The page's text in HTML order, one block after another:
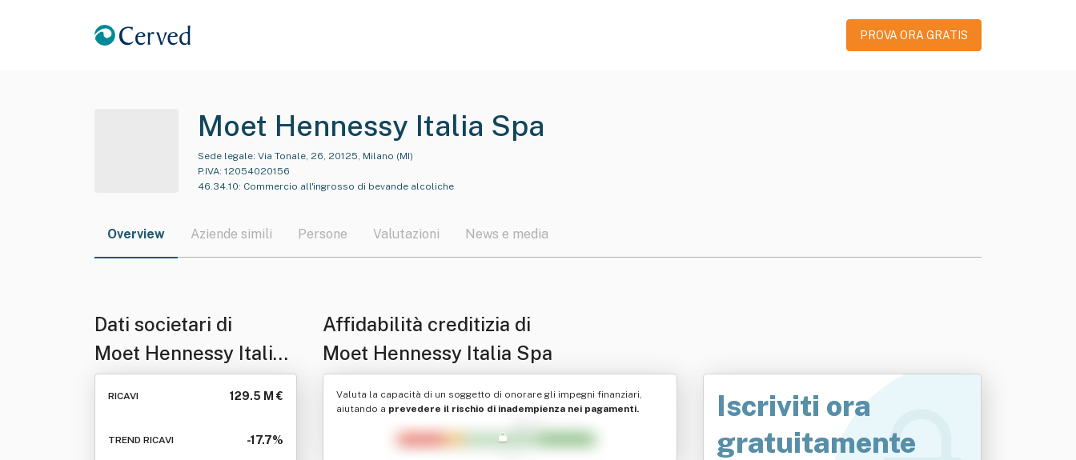
PROVA ORA GRATIS
Moet Hennessy Italia Spa
Sede legale: Via Tonale, 26, 20125, Milano (MI)
P.IVA: 12054020156
46.34.10: Commercio all'ingrosso di bevande alcoliche
Overview Aziende simili Persone Valutazioni News e media
Dati societari di
Moet Hennessy Italia
Spa
RICAVI 129.5 M €
TREND RICAVI -17.7%
Affidabilità creditizia di
Moet Hennessy Italia Spa
Valuta la capacità di un soggetto di onorare gli impegni finanziari,
aiutando a prevedere il rischio di inadempienza nei pagamenti.
Iscriviti ora
gratuitamente